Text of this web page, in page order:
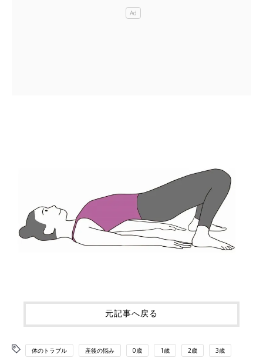
元記事へ戻る
体のトラブル 産後の悩み 0歳 1歳 2歳 3歳